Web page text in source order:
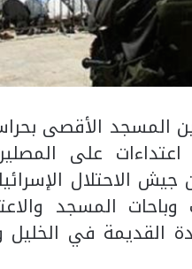
المسجد الأقصى
اعتداءات على
الاحتلال
المسجد
القديمة في